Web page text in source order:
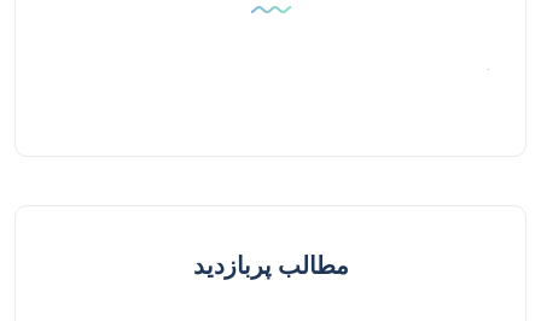
مطالب پربازدید